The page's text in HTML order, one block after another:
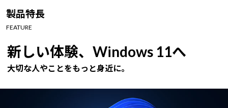
製品特長
FEATURE
新しい体験、Windows 11へ
大切な人やことをもっと身近に。